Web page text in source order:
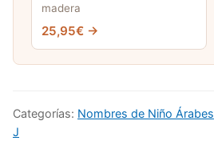
madera
25,95€ →
Categorías: Nombres de Niño Árabes
J